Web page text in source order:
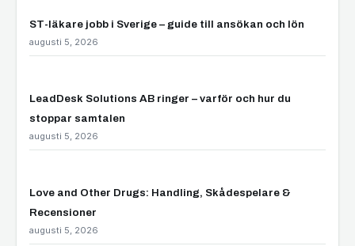
ST-läkare jobb i Sverige – guide till ansökan och lön
augusti 5, 2026
LeadDesk Solutions AB ringer – varför och hur du
stoppar samtalen
augusti 5, 2026
Love and Other Drugs: Handling, Skådespelare &
Recensioner
augusti 5, 2026